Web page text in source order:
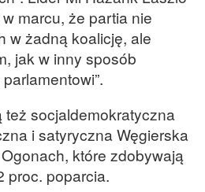
marcu, że partia nie
w żadną koalicję, ale
jak w inny sposób
socjaldemokratyczna
i satyryczna Węgierska
które zdobywają
proc. poparcia.